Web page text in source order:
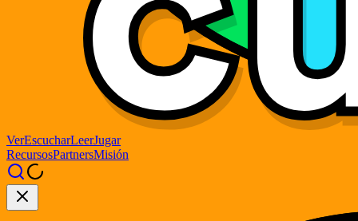
VerEscucharLeerJugar
RecursosPartnersMisión